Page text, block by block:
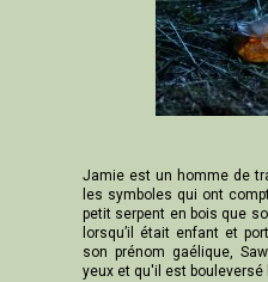
Jamie est un homme de
les symboles qui ont
petit serpent en bois que
lorsqu’il était enfant et
son prénom gaélique,
yeux et qu'il est bouleversé